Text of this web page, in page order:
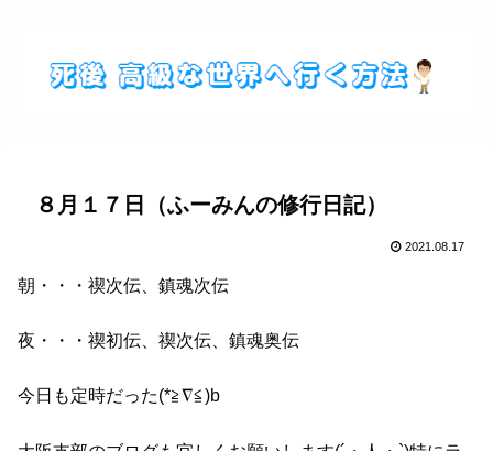
８月１７日（ふーみんの修行日記）
2021.08.17
朝・・・禊次伝、鎮魂次伝
夜・・・禊初伝、禊次伝、鎮魂奥伝
今日も定時だった(*≧∇≦)b